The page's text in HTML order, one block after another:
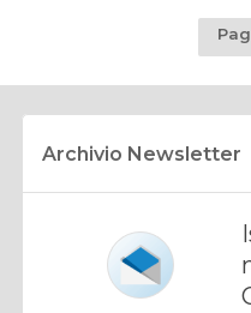
Archivio Newsletter